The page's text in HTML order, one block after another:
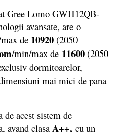
Gree Lomo GWH12QB-
avansate, are o
de 10920 (2050 –
/min/max de 11600 (2050
dormitoarelor,
mai mici de pana
acest sistem de
avand clasa A++, cu un